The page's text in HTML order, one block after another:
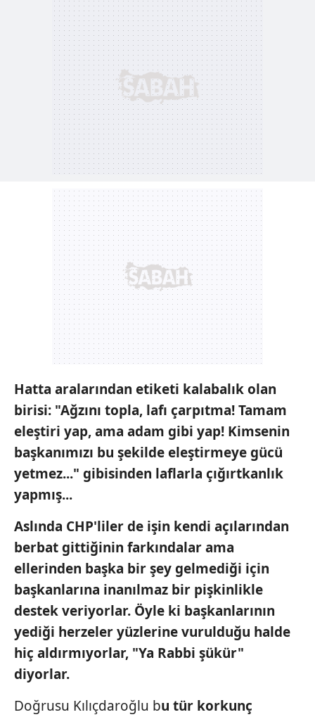
Hatta aralarından etiketi kalabalık olan
birisi: "Ağzını topla, lafı çarpıtma! Tamam
eleştiri yap, ama adam gibi yap! Kimsenin
başkanımızı bu şekilde eleştirmeye gücü
yetmez..." gibisinden laflarla çığırtkanlık
yapmış...
Aslında CHP'liler de işin kendi açılarından
berbat gittiğinin farkındalar ama
ellerinden başka bir şey gelmediği için
başkanlarına inanılmaz bir pişkinlikle
destek veriyorlar. Öyle ki başkanlarının
yediği herzeleryüzlerine vurulduğu halde
hiç aldırmıyorlar, "Ya Rabbi şükür"
diyorlar.
Doğrusu Kılıçdaroğlu bu tür korkunç